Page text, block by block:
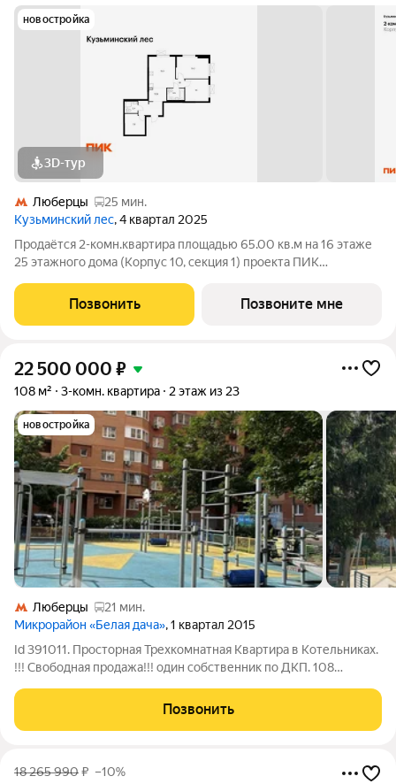
новостройка
3D-тур
Люберцы
25 мин.
Кузьминский лес, 4 квартал 2025
Продаётся 2-комн.квартира площадью 65.00 кв.м на 16 этаже
25 этажного дома (Корпус 10, секция 1) проекта ПИК
земли, функциональная планировка, большие окна, с отделкой.
Жилой квартал «Кузьминский
Позвонить Позвоните мне
22 500 000 ₽
108 м² 3-комн. квартира 2 этаж из 23
новостройка
Люберцы
21 мин.
Микрорайон «Белая дача», 1 квартал 2015
Id 391011. Просторная Трехкомнатная Квартира в Котельниках.
!!! Свободная продажа!!! один собственник по ДКП. 108
теплый кирпичный дом 2011 года постройки Евроремонт с
полной меблировкой и
Позвонить
18 265 990₽ –10%